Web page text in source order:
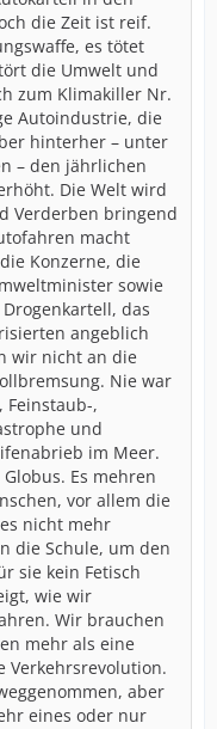
die Zeit ist reif.
es tötet
die Umwelt und
zum Klimakiller Nr.
Autoindustrie, die
hinterher – unter
– den jährlichen
Die Welt wird
Verderben bringend
macht
Konzerne, die
sowie
das
angeblich
wir nicht an die
Nie war
Feinstaub-,
und
im Meer.
Es mehren
vor allem die
nicht mehr
die Schule, um den
sie kein Fetisch
wie wir
Wir brauchen
mehr als eine
Verkehrsrevolution.
aber
eines oder nur